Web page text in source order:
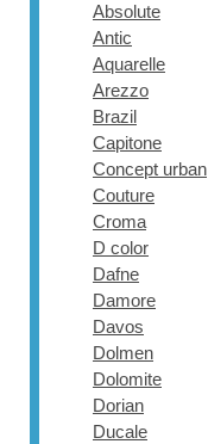
Absolute
Antic
Aquarelle
Arezzo
Brazil
Capitone
Concept urban
Couture
Croma
D color
Dafne
Damore
Davos
Dolmen
Dolomite
Dorian
Ducale